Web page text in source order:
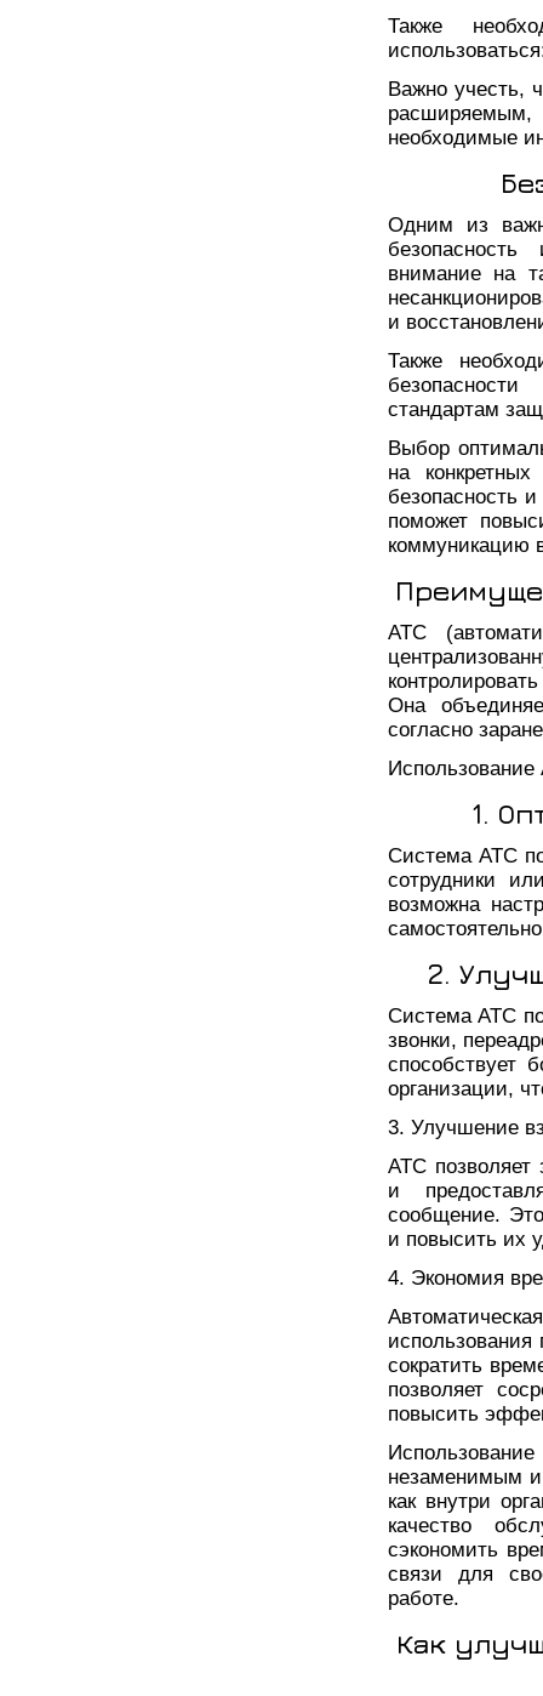
Также
Важно учесть,
необходимые
Одним из
внимание на
и
Также
стандартам
Выбор
на
безопасность
поможет
коммуникацию
АТС
Она
согласно
1.
Система АТС
сотрудники
возможна
2.
Система АТС
звонки,
способствует
организации,
3. Улучшение
АТС позволяет
и
сообщение.
и повысить их
4. Экономия
использования
сократить
позволяет
повысить
незаменимым
как внутри
качество
сэкономить
связи для
работе.
Как